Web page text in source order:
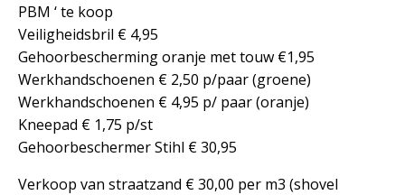
PBM ‘ te koop
Veiligheidsbril € 4,95
Gehoorbescherming oranje met touw €1,95
Werkhandschoenen € 2,50 p/paar (groene)
Werkhandschoenen € 4,95 p/ paar (oranje)
Kneepad € 1,75 p/st
Gehoorbeschermer Stihl € 30,95
Verkoop van straatzand € 30,00 per m3 (shovel